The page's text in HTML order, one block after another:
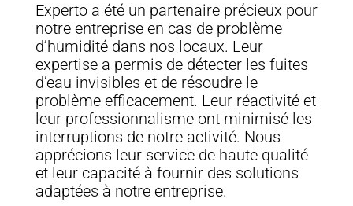
Experto a été un partenaire précieux pour
notre entreprise en cas de problème
d’humidité dans nos locaux. Leur
expertise a permis de détecter les fuites
d’eau invisibles et de résoudre le
problème efficacement. Leur réactivité et
leur professionnalisme ont minimisé les
interruptions de notre activité. Nous
apprécions leur service de haute qualité
et leur capacité à fournir des solutions
adaptées à notre entreprise.